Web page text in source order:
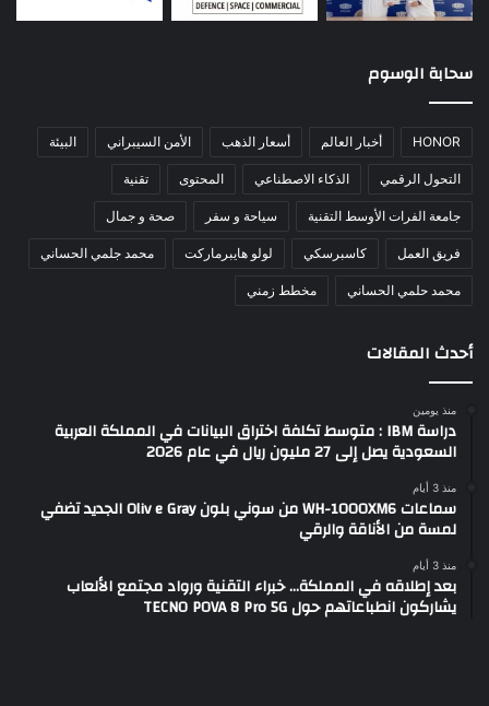
سحابة الوسوم
HONOR أخبار العالم أسعار الذهب الأمن السيبراني البيئة
التحول الرقمي الذكاء الاصطناعي المحتوى تقنية
جامعة الفرات الأوسط التقنية سياحة و سفر صحة و جمال
فريق العمل كاسبرسكي لولو هايبرماركت محمد جلمي الحساني
محمد حلمي الحساني مخطط زمني
أحدث المقالات
منذ يومين
دراسة IBM : متوسط تكلفة اختراق البيانات في المملكة العربية
السعودية يصل إلى 27 مليون ريال في عام 2026
منذ 3 أيام
سماعات WH-1000XM6 من سوني بلون Oliv e Gray الجديد تضفي
لمسة من الأناقة والرقي
منذ 3 أيام
بعد إطلاقه في المملكة… خبراء التقنية ورواد مجتمع الألعاب
يشاركون انطباعاتهم حول TECNO POVA 8 Pro 5G